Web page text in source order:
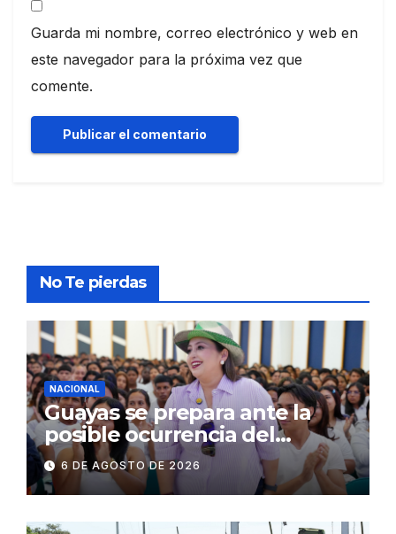
Guarda mi nombre, correo electrónico y web en
este navegador para la próxima vez que
comente.
No Te pierdas
NACIONAL
Guayas se prepara ante la
posible ocurrencia del
fenómeno de El Niño:
Gobierno Nacional capacita a
2.500 jóvenes
6 DE AGOSTO DE 2026